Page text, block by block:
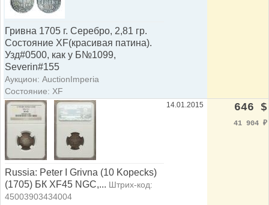
Гривна 1705 г. Серебро, 2,81 гр.
Состояние ХF(красивая патина).
Узд#0500, как у Б№1099,
Severin#155
Аукцион: AuctionImperia
Состояние: XF
Russia: Peter I Grivna (10 Kopecks)
(1705) БК XF45 NGC,... Штрих-код:
45003903434004
14.01.2015 646 $
41 904 ₽